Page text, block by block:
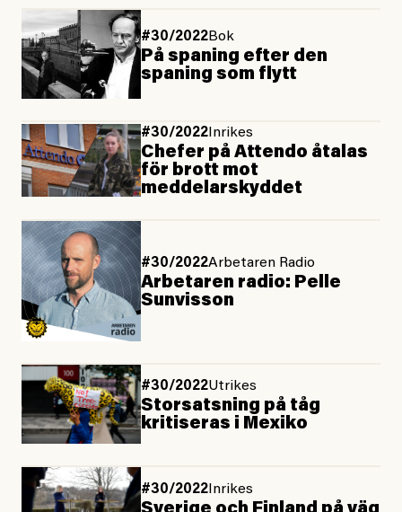
#30/2022Bok
På spaning efter den
spaning som flytt
#30/2022Inrikes
Chefer på Attendo åtalas
för brott mot
meddelarskyddet
#30/2022Arbetaren Radio
Arbetaren radio: Pelle
Sunvisson
#30/2022Utrikes
Storsatsning på tåg
kritiseras i Mexiko
#30/2022 Inrikes